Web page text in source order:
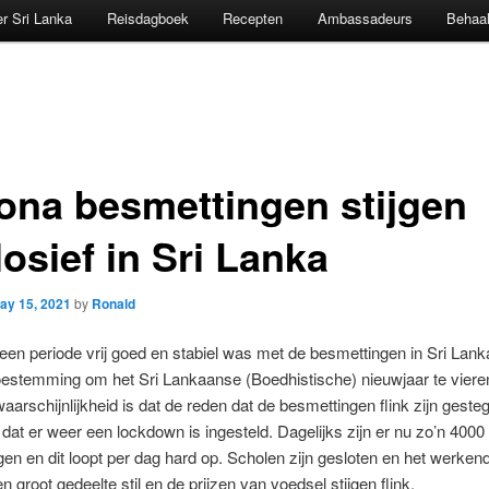
Sri Lanka Reisdagboek Recepten Ambassadeurs
besmettingen stijgen
in Sri Lanka
15, 2021 by Ronald
periode vrij goed en stabiel was met de besmettingen in Sri
om het Sri Lankaanse (Boedhistische) nieuwjaar te
is dat de reden dat de besmettingen flink zijn
er weer een lockdown is ingesteld. Dagelijks zijn er nu zo’n 4000
en dit loopt per dag hard op. Scholen zijn gesloten en het
groot gedeelte stil en de prijzen van voedsel stijgen flink.